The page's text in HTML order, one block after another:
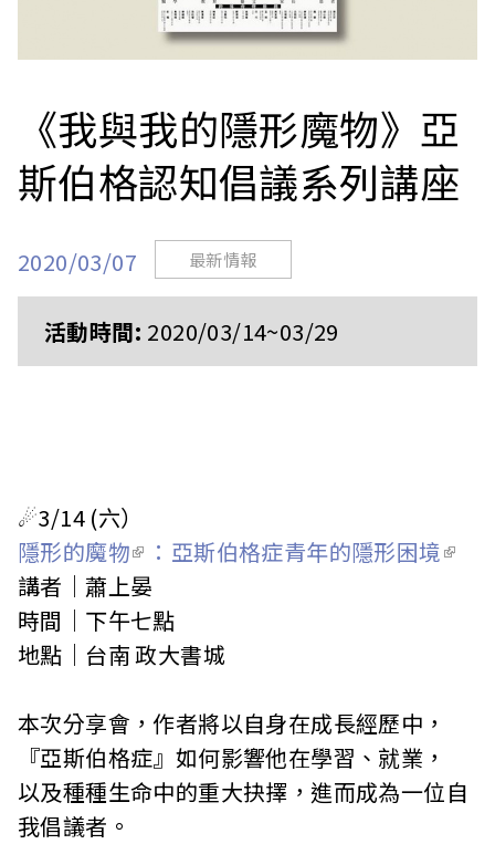
站
《我與我的隱形魔物》亞
斯伯格認知倡議系列講座
2020/03/07 最新情報
活動時間: 2020/03/14~03/29
☄3/14 (六）
隱形的魔物
：亞斯伯格症青年的隱形困境
講者｜蕭上晏
時間｜下午七點
地點｜台南 政大書城
本次分享會，作者將以自身在成長經歷中，
『亞斯伯格症』如何影響他在學習、就業，
以及種種生命中的重大抉擇，進而成為一位自
我倡議者。